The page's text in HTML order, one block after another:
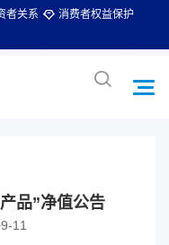
者关系 消费者权益保护
品”净值公告
11